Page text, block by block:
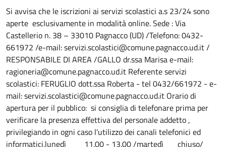
Si avvisa che le iscrizioni ai servizi scolastici a.s 23/24 sono
aperte esclusivamente in modalità online. Sede : Via
Castellerio n. 38 – 33010 Pagnacco (UD) /Telefono: 0432-
661972 /e-mail: servizi.scolastici@comune.pagnacco.ud.it /
RESPONSABILE DI AREA /GALLO dr.ssa Marisa e-mail:
ragioneria@comune.pagnacco.ud.it Referente servizi
scolastici: FERUGLIO dott.ssa Roberta - tel 0432/661972 - e-
mail: servizi.scolastici@comune.pagnacco.ud.it Orario di
apertura per il pubblico: si consiglia di telefonare prima per
verificare la presenza effettiva del personale addetto ,
privilegiando in ogni caso l'utilizzo dei canali telefonici ed
informatici.lunedì 11.00 - 13.00 /martedì chiuso/